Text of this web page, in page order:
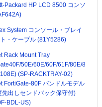
Packard HP LCD 8500 コンソ
System コンソール・ブレイ
・ケーブル (81Y5286)
Rack Mount Tray
50E/60E/60F/61F/80E/8
(SP-RACKTRAY-02)
FortiGate-80F バンドルモデル
先出しセンドバック保守付)
BDL-US)